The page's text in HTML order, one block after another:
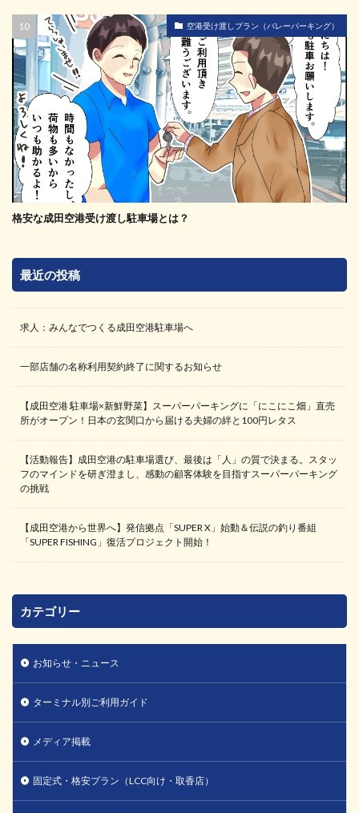
空港受け渡しプラン（バレーパーキング）
格安な成田空港受け渡し駐車場とは？
最近の投稿
求人：みんなでつくる成田空港駐車場へ
一部店舗の名称利用契約終了に関するお知らせ
【成田空港 駐車場×新鮮野菜】スーパーパーキングに「にこにこ畑」直売
所がオープン！日本の玄関口から届ける夫婦の絆と100円レタス
【活動報告】成田空港の駐車場選び、最後は「人」の質で決まる。スタッ
フのマインドを研ぎ澄まし、感動の顧客体験を目指すスーパーパーキング
の挑戦
【成田空港から世界へ】発信拠点「SUPER X」始動＆伝説の釣り番組
「SUPER FISHING」復活プロジェクト開始！
カテゴリー
お知らせ・ニュース
ターミナル別ご利用ガイド
メディア掲載
固定式・格安プラン（LCC向け・取香店）